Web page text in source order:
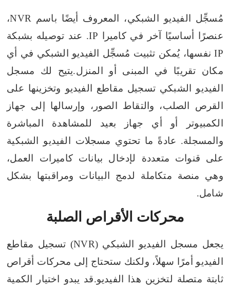
مُسجِّل الفيديو الشبكي، المعروف أيضًا باسم NVR،
عنصرًا أساسيًا آخر في كاميرا IP. عند توصيله بشبكة
IP نفسها، يُمكن تثبيت مُسجِّل الفيديو الشبكي في أي
مكان تقريبًا في المبنى أو المنزل.يتيح لك مسجل
الفيديو الشبكي تسجيل مقاطع الفيديو وتخزينها على
القرص الصلب، والتقاط الصور، وإرسالها إلى جهاز
الكمبيوتر أو أي جهاز بعيد للمشاهدة المباشرة
والمسجلة. عادةً ما تحتوي مسجلات الفيديو الشبكية
على قنوات متعددة لإدخال بيانات كاميرات العمل،
وهي منصة متكاملة لدمج البيانات ومراقبتها بشكل
شامل.
محركات الأقراص الصلبة
يجعل مسجل الفيديو الشبكي (NVR) تسجيل مقاطع
الفيديو أمرًا سهلاً، ولكنك ستحتاج إلى محركات أقراص
ثابتة متصلة لتخزين هذا الفيديو.قد يبدو اختيار الكمية